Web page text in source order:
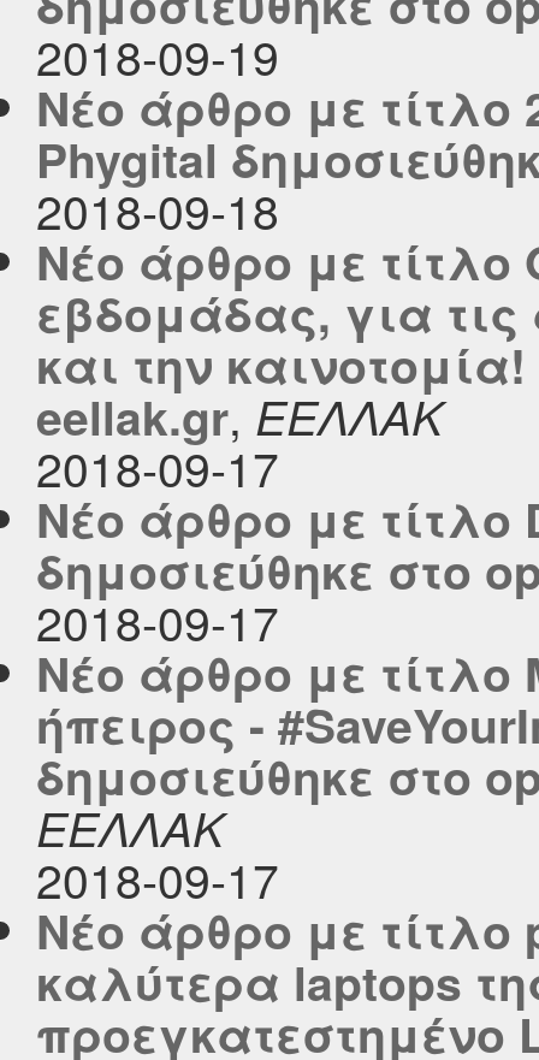
2018-09-19
Νέο άρθρο με τίτλο
Phygital
2018-09-18
Νέο άρθρο με τίτλο
εβδομάδας, για τις
και την
eellak.gr, ΕΕΛΛΑΚ
2018-09-17
Νέο άρθρο με τίτλο
δημοσιεύθηκε στο
2018-09-17
Νέο άρθρο με
ήπειρος -
δημοσιεύθηκε στο
ΕΕΛΛΑΚ
2018-09-17
Νέο άρθρο με τίτλο
καλύτερα laptops
προεγκατεστημένο